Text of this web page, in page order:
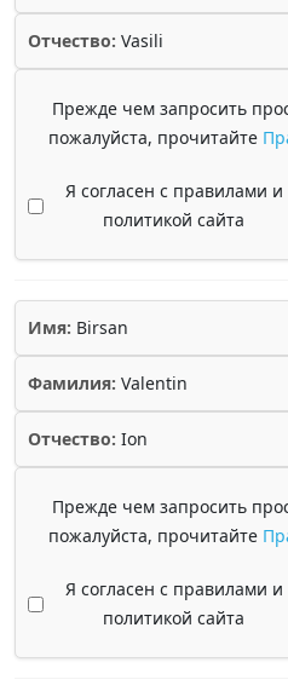
Отчество: Vasili
Прежде чем запросить
пожалуйста, прочитайте
Я согласен с правилами и
политикой сайта
Имя: Birsan
Фамилия: Valentin
Отчество: Ion
Прежде чем запросить
пожалуйста, прочитайте
Я согласен с правилами и
политикой сайта